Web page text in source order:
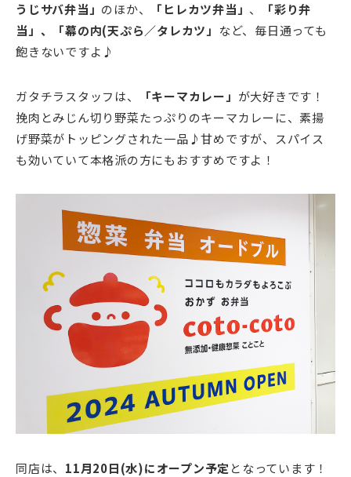
うじサバ弁当」 のほか、 「ヒレカツ弁当」 、
「彩り弁
当」、「幕の内(天ぷら／タレカツ」 など、毎日通っても
飽きないですよ♪
ガタチラスタッフは、 「キーマカレー」 が大好きです！
挽肉とみじん切り野菜たっぷりのキーマカレーに、素揚
げ野菜がトッピングされた一品♪甘めですが、スパイス
も効いていて本格派の方にもおすすめですよ！
同店は、 11月20日(水)にオープン予定 となっています！